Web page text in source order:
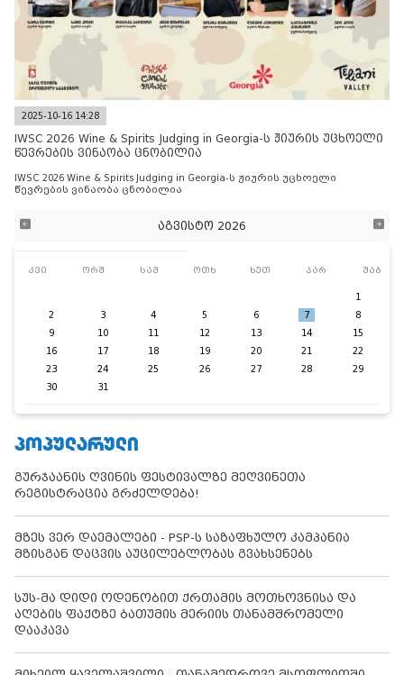
2025-10-16 14:28
IWSC 2026 Wine & Spirits Judging in Georgia-ს ჟიურის უცხოელი
წევრების ვინაობა ცნობილია
IWSC 2026 Wine & Spirits Judging in Georgia-ს ჟიურის უცხოელი
წევრების ვინაობა ცნობილია
აგვისტო 2026
კვი ორშ სამ ოთხ ხუთ პარ შაბ
1
2
3 4 5 6 7
8
9
10 11 12 13 14
15
16
17 18 19 20 21
22
23
24 25 26 27 28
29
30
31
ᲞᲝᲞᲣᲚᲐᲠᲣᲚᲘ
გურჯაანის ღვინის ფესტივალზე მეღვინეთა
რეგისტრაცია გრძელდება!
მზეს ვერ დაემალები - PSP-ს საზაფხულო კამპანია
მზისგან დაცვის აუცილებლობას გვახსენებს
სუს-მა დიდი ოდენობით ქრთამის მოთხოვნისა და
აღების ფაქტზე ბათუმის მერიის თანამშრომელი
დააკავა